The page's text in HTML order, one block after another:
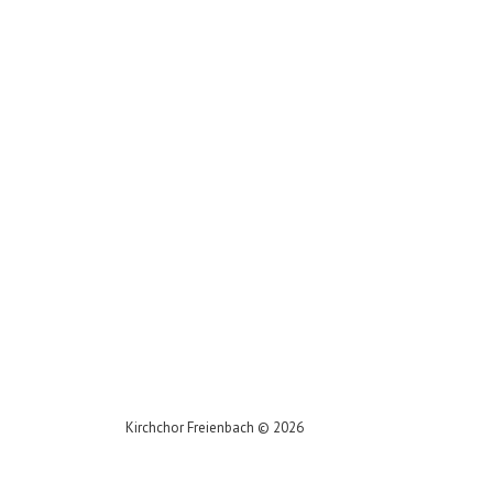
Kirchchor Freienbach © 2026